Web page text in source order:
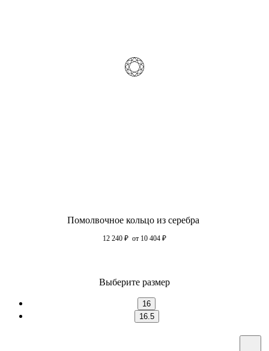
Помолвочное кольцо из серебра
12 240 ₽ от 10 404 ₽
Выберите размер
16
16.5